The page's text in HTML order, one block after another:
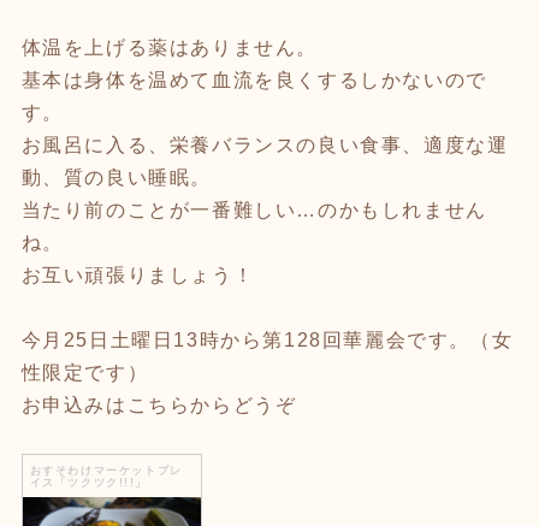
体温を上げる薬はありません。
基本は身体を温めて血流を良くするしかないので
す。
お風呂に入る、栄養バランスの良い食事、適度な運
動、質の良い睡眠。
当たり前のことが一番難しい…のかもしれません
ね。
お互い頑張りましょう！
今月25日土曜日13時から第128回華麗会です。（女
性限定です）
お申込みはこちらからどうぞ
おすそわけマーケットプレ
イス「ツクツク!!!」